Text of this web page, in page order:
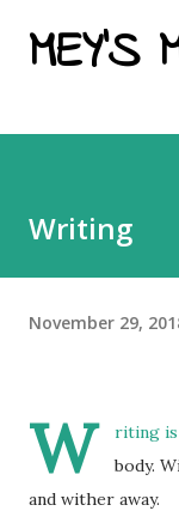
MEY'S
Writing
November 29,
W
riting
body.
and wither away.